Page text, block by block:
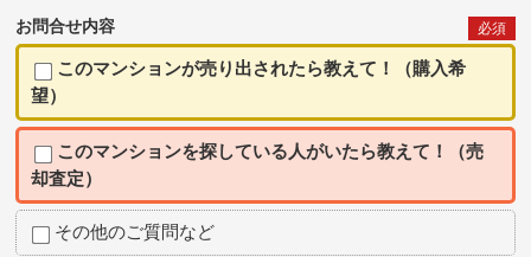
お問合せ内容 必須
このマンションが売り出されたら教えて！（購入希
望）
このマンションを探している人がいたら教えて！（売
却査定）
その他のご質問など